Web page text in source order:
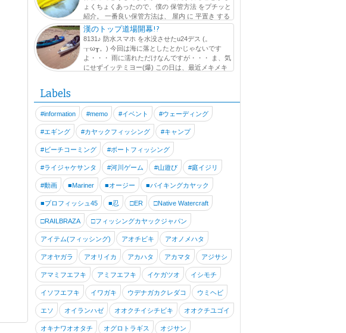
ょくちょくあったので、僕の 保管方法 をプチッと
紹介。 一番良い保管方法は、 屋内 に 平置き する
ことだと思いますが ...漢のトップ道場開幕!?
8131♪ 防水スマホ を水没させたu24デス (。
┰ω┰。) 今回は海に落としたとかじゃないです
よ・・・ 雨に濡れただけなんですが・・・ ま、気
にせずイッテミヨー(爆) この日は、最近メキメキ
Labels
#information #memo #イベント #ウェーディング
#エギング #カヤックフィッシング #キャンプ
#ビーチコーミング #ボートフィッシング
#ライジャケサンタ #河川ゲーム #山遊び #庭イジリ
#動画 ■Mariner ■オージー ■バイキングカヤック
■プロフィッシュ45 ■忍 □ER □Native Watercraft
□RAILBRAZA □フィッシングカヤックジャパン
アイテム(フィッシング) アオチビキ アオノメハタ
アオヤガラ アオリイカ アカハタ アカマタ アジサシ
アマミフエフキ アミフエフキ イケガツオ イシモチ
イソフエフキ イワガキ ウデナガカクレダコ ウミヘビ
エソ オイランハゼ オオクチイシチビキ オオクチユゴイ
オキナワオオタチ オグロトラギス オジサン